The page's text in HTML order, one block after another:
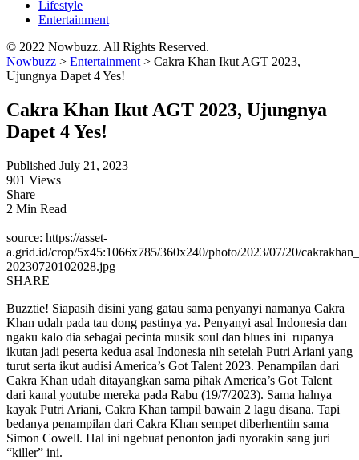
Lifestyle
Entertainment
© 2022 Nowbuzz. All Rights Reserved.
Nowbuzz > Entertainment > Cakra Khan Ikut AGT 2023,
Ujungnya Dapet 4 Yes!
Cakra Khan Ikut AGT 2023, Ujungnya
Dapet 4 Yes!
Published July 21, 2023
901 Views
Share
2 Min Read
source: https://asset-
a.grid.id/crop/5x45:1066x785/360x240/photo/2023/07/20/
20230720102028.jpg
SHARE
Buzztie! Siapasih disini yang gatau sama penyanyi namanya Cakra
Khan udah pada tau dong pastinya ya. Penyanyi asal Indonesia dan
ngaku kalo dia sebagai pecinta musik soul dan blues ini rupanya
ikutan jadi peserta kedua asal Indonesia nih setelah Putri Ariani yang
turut serta ikut audisi America’s Got Talent 2023. Penampilan dari
Cakra Khan udah ditayangkan sama pihak America’s Got Talent
dari kanal youtube mereka pada Rabu (19/7/2023). Sama halnya
kayak Putri Ariani, Cakra Khan tampil bawain 2 lagu disana. Tapi
bedanya penampilan dari Cakra Khan sempet diberhentiin sama
Simon Cowell. Hal ini ngebuat penonton jadi nyorakin sang juri
“killer” ini.